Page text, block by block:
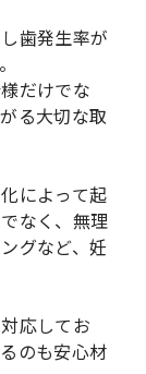
歯発生率が
だけでな
る大切な取
によって起
なく、無理
グなど、妊
応してお
のも安心材